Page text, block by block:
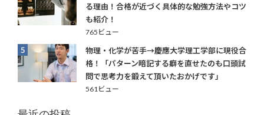
る理由！合格が近づく具体的な勉強方法やコツ
も紹介！
765ビュー
5
物理・化学が苦手→慶應大学理工学部に現役合
格！「パターン暗記する癖を直せたのも口頭試
問で思考力を鍛えて頂いたおかげです」
561ビュー